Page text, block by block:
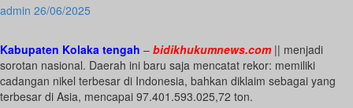
admin 26/06/2025
Kabupaten Kolaka tengah – bidikhukumnews.com|| menjadi
sorotan nasional. Daerah ini baru saja mencatat rekor: memiliki
cadangan nikel terbesar di Indonesia, bahkan diklaim sebagai yang
terbesar di Asia, mencapai 97.401.593.025,72 ton.